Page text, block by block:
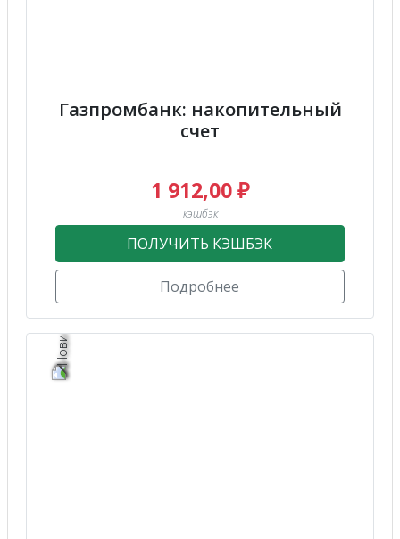
Газпромбанк: накопительный
счет
1 912,00 ₽
кэшбэк
ПОЛУЧИТЬ КЭШБЭК
Подробнее